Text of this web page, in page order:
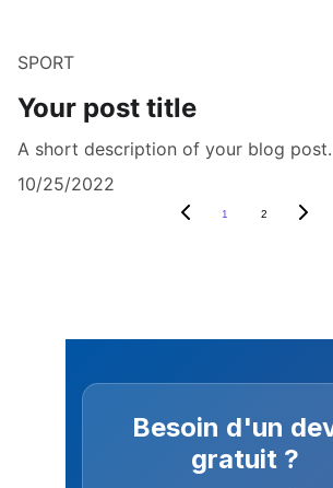
SPORT
Your post title
A short description of your blog post.
10/25/2022
1 2